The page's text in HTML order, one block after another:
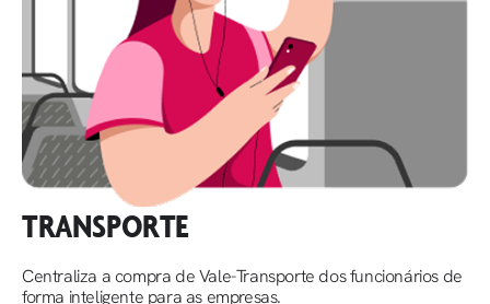
TRANSPORTE
Centraliza a compra de Vale-Transporte dos funcionários de
forma inteligente para as empresas.